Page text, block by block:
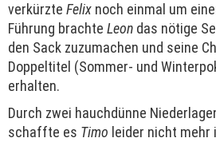
verkürzte Felix noch einmal um
Führung brachte Leon das nötige
den Sack zuzumachen und seine
Doppeltitel (Sommer- und
erhalten.
Durch zwei hauchdünne
schaffte es Timo leider nicht mehr